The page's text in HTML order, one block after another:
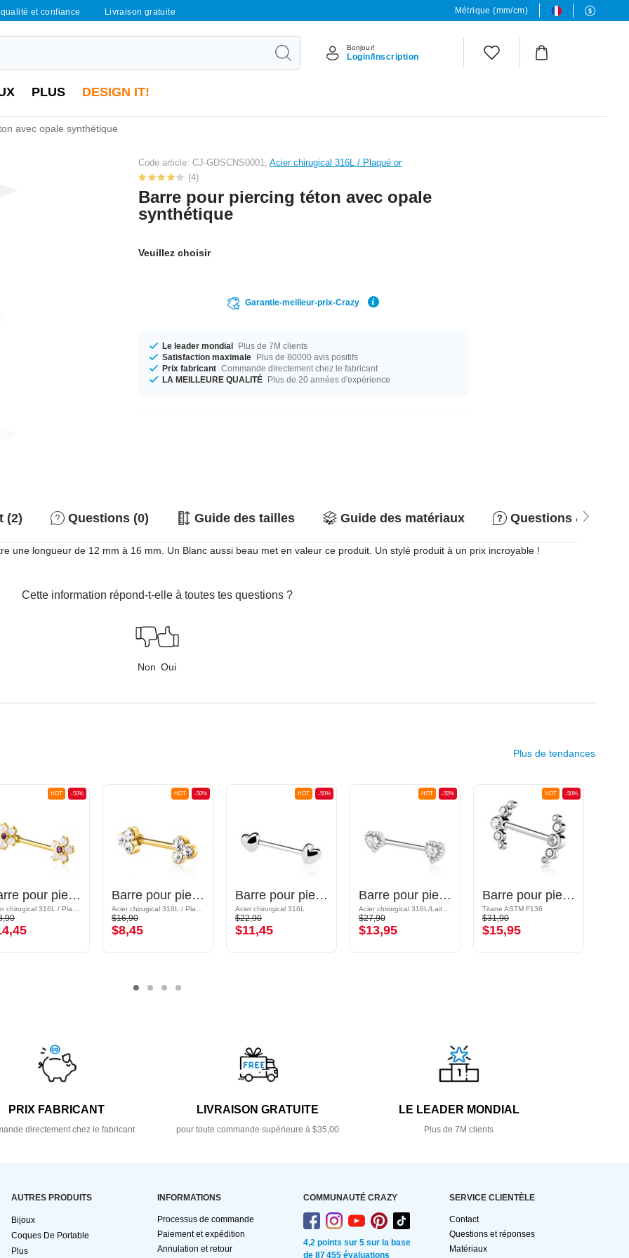
qualité et confiance Livraison gratuite Métrique (mm/cm)
Bonjour!
Login/Inscription
PLUS DESIGN IT!
avec opale synthétique
Code article: CJ-GDSCNS0001,Acier chirugical 316L / Plaqué or
(4)
Barre pour piercing téton avec opale
synthétique
Veuillez choisir
Garantie-meilleur-prix-Crazy
Le leader mondial Plus de 7M clients
Satisfaction maximale Plus de 80000 avis positifs
Prix fabricant Commande directement chez le fabricant
LA MEILLEURE QUALITÉ Plus de 20 années d'expérience
(2) Questions (0) Guide des tailles Guide des matériaux Questions &
une longueur de 12 mm à 16 mm. Un Blanc aussi beau met en valeur ce produit. Un stylé produit à un prix incroyable !
Cette information répond-t-elle à toutes tes questions ?
Non Oui
Plus de tendances
-50%
HOT
Barre pour piercing téton avec accessoire fleur et pierres en cristal
-50%
HOT
Barre pour piercing téton
$16,90
$8,45
-50%
HOT
Barre pour piercing téton
Acier chirurgical 316L
$22,90
$11,45
-50%
HOT
Barre pour piercing téton avec accessoire coeur
$27,90
$13,95
-50%
HOT
Barre pour piercing téton avec pierres en cristal
Titane ASTM F136
$31,90
$15,95
PRIX FABRICANT
directement chez le fabricant
LIVRAISON GRATUITE
pour toute commande supérieure à $35,00
LE LEADER MONDIAL
Plus de 7M clients
AUTRES PRODUITS
Bijoux
Coques De Portable
Plus
INFORMATIONS
Processus de commande
Paiement et expédition
Annulation et retour
COMMUNAUTÉ CRAZY
4,2 points sur 5 sur la base
de 87 455 évaluations
SERVICE CLIENTÈLE
Contact
Questions et réponses
Matériaux